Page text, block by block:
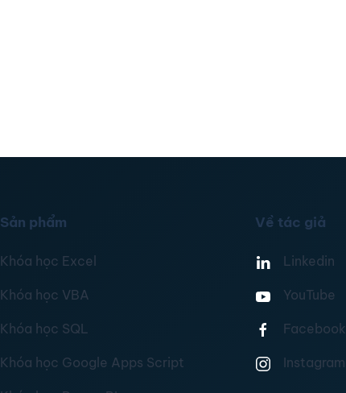
Sản phẩm
Khóa học Excel
Khóa học VBA
Khóa học SQL
Khóa học Google Apps Script
Về tác giả
Linkedin
YouTube
Facebook
Instagram